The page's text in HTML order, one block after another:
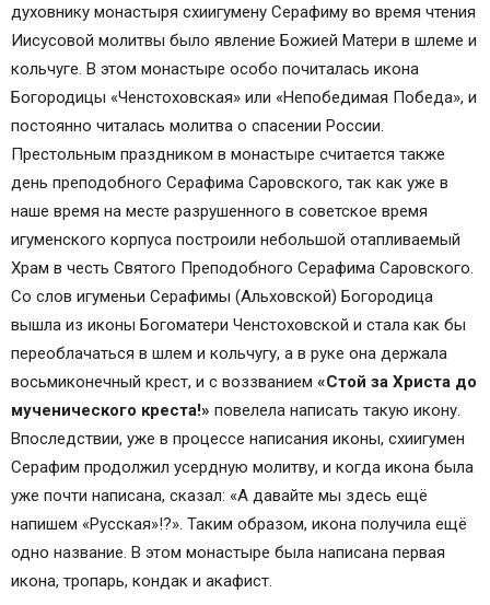
духовнику монастыря схиигумену Серафиму во время чтения
Иисусовой молитвы было явление Божией Матери в шлеме и
кольчуге. В этом монастыре особо почиталась икона
Богородицы «Ченстоховская» или «Непобедимая Победа», и
постоянно читалась молитва о спасении России.
Престольным праздником в монастыре считается также
день преподобного Серафима Саровского, так как уже в
наше время на месте разрушенного в советское время
игуменского корпуса построили небольшой отапливаемый
Храм в честь Святого Преподобного Серафима Саровского.
Со слов игуменьи Серафимы (Альховской) Богородица
вышла из иконы Богоматери Ченстоховской и стала как бы
переоблачаться в шлем и кольчугу, а в руке она держала
восьмиконечный крест, и с воззванием «Стой за Христа до
мученического креста!» повелела написать такую икону.
Впоследствии, уже в процессе написания иконы, схиигумен
Серафим продолжил усердную молитву, и когда икона была
уже почти написана, сказал: «А давайте мы здесь ещё
напишем «Русская»!?». Таким образом, икона получила ещё
одно название. В этом монастыре была написана первая
икона, тропарь, кондак и акафист.